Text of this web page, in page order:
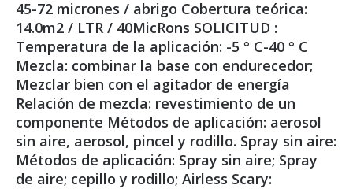
45-72 micrones / abrigo Cobertura teórica:
14.0m2 / LTR / 40MicRons SOLICITUD :
Temperatura de la aplicación: -5 ° C-40 ° C
Mezcla: combinar la base con endurecedor;
Mezclar bien con el agitador de energía
Relación de mezcla: revestimiento de un
componente Métodos de aplicación: aerosol
sin aire, aerosol, pincel y rodillo. Spray sin aire:
Métodos de aplicación: Spray sin aire; Spray
de aire; cepillo y rodillo; Airless Scary: